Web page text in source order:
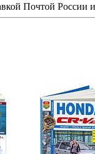
Почтой России